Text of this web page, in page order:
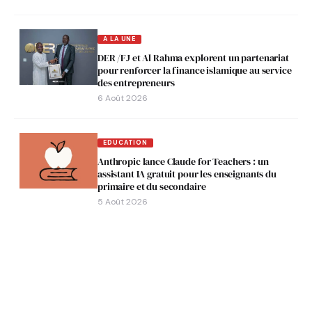
A LA UNE
DER /FJ et Al Rahma explorent un partenariat
pour renforcer la finance islamique au service
des entrepreneurs
6 Août 2026
EDUCATION
Anthropic lance Claude for Teachers : un
assistant IA gratuit pour les enseignants du
primaire et du secondaire
5 Août 2026